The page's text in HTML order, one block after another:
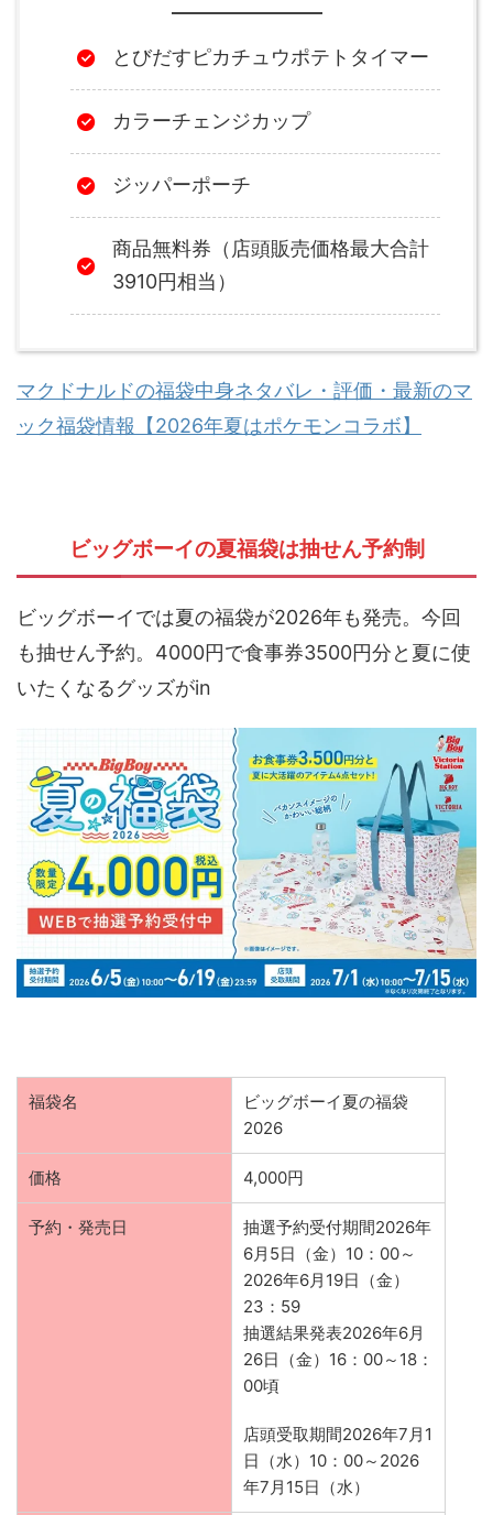
とびだすピカチュウポテトタイマー
カラーチェンジカップ
ジッパーポーチ
商品無料券（店頭販売価格最大合計
3910円相当）
マクドナルドの福袋中身ネタバレ・評価・最新のマ
ック福袋情報【2026年夏はポケモンコラボ】
ビッグボーイの夏福袋は抽せん予約制
ビッグボーイでは夏の福袋が2026年も発売。今回
も抽せん予約。4000円で食事券3500円分と夏に使
いたくなるグッズがin
福袋名
ビッグボーイ夏の福袋
2026
価格 4,000円
予約・発売日
抽選予約受付期間2026年
6月5日（金）10：00～
2026年6月19日（金）
23：59
抽選結果発表2026年6月
26日（金）16：00～18：
00頃
店頭受取期間2026年7月1
日（水）10：00～2026
年7月15日（水）